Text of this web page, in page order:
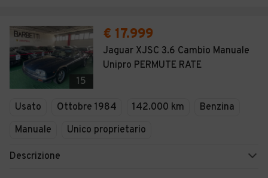
15
€ 17.999
Jaguar XJSC 3.6 Cambio Manuale
Unipro PERMUTE RATE
Usato Ottobre 1984 142.000 km
Benzina
Manuale
Unico proprietario
Descrizione